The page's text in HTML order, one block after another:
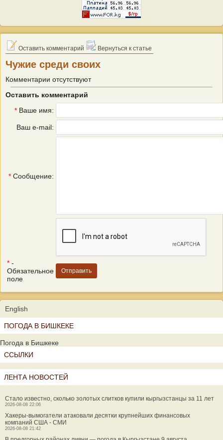
Оставить комментарий Вернуться к статье
Чужие среди своих
Комментарии отсутствуют
Оставить комментарий
* Ваше имя:
Ваш e-mail:
* Сообщение:
* -
Обязательное
поле
English
ПОГОДА В БИШКЕКЕ
Погода в Бишкеке
ССЫЛКИ
ЛЕНТА НОВОСТЕЙ
Стало известно, сколько золотых слитков купили кыргызстанцы за 11 лет
2026-08-08 22:06
Хакеры-вымогатели атаковали десятки крупнейших финансовых
компаний США - СМИ
2026-08-08 21:42